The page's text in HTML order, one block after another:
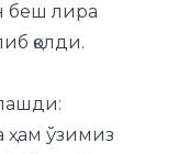
беш лира
қолди.
ҳам ўзимиз